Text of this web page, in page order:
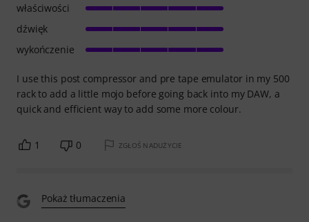
I use this post compressor and pre tape emulator in my 500
rack to add a little mojo before going back into my DAW, a
quick and efficient way to add some more colour.
właściwości
dźwięk
wykończenie
1 0 ZGŁOŚ NADUŻYCIE
Pokaż tłumaczenia